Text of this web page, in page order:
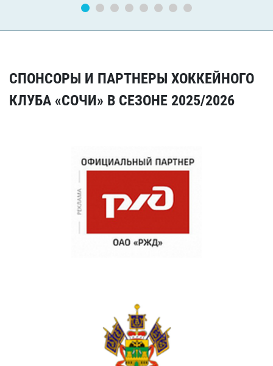
СПОНСОРЫ И ПАРТНЕРЫ ХОККЕЙНОГО
КЛУБА «СОЧИ» В СЕЗОНЕ 2025/2026